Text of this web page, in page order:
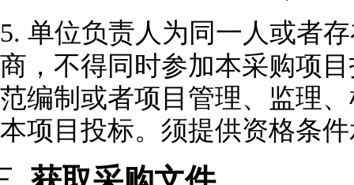
5. 单位负责人为同一人或者
商，不得同时参加本采购项
范编制或者项目管理、监理
本项目投标。 须提供资格条